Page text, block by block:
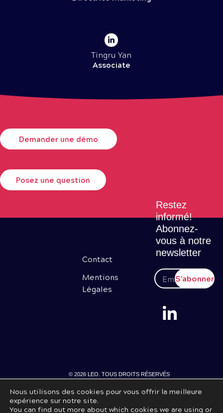
Tingru Yan
Associate
Demander une démo
Posez une question
Contact
Mentions
Légales
Restez
informé!
Abonnez-
vous à notre
newsletter
S'abonner
© 2026 LEO. TOUS DROITS RÉSERVÉS
Nous utilisons des cookies pour vous offrir la meilleure
expérience sur notre site.
You can find out more about which cookies we are using or